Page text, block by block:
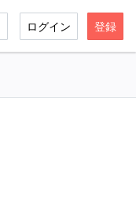
ログイン 登録